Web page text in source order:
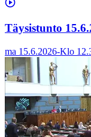
Täysistunto
ma 15.6.2026-Klo